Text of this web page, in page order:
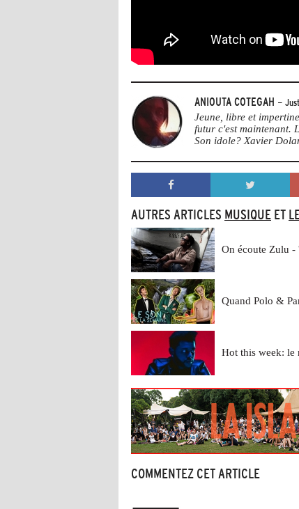
ANIOUTA COTEGAH -
Jeune, libre et
futur c'est maintenant.
Son idole? Xavier
AUTRES ARTICLES MUSIQUE ET
On écoute Zulu -
Quand Polo &
Hot this week: le
COMMENTEZ CET ARTICLE